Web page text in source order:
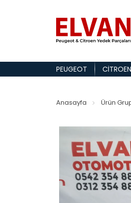
PEUGEOT CITROEN
Anasayfa Ürün